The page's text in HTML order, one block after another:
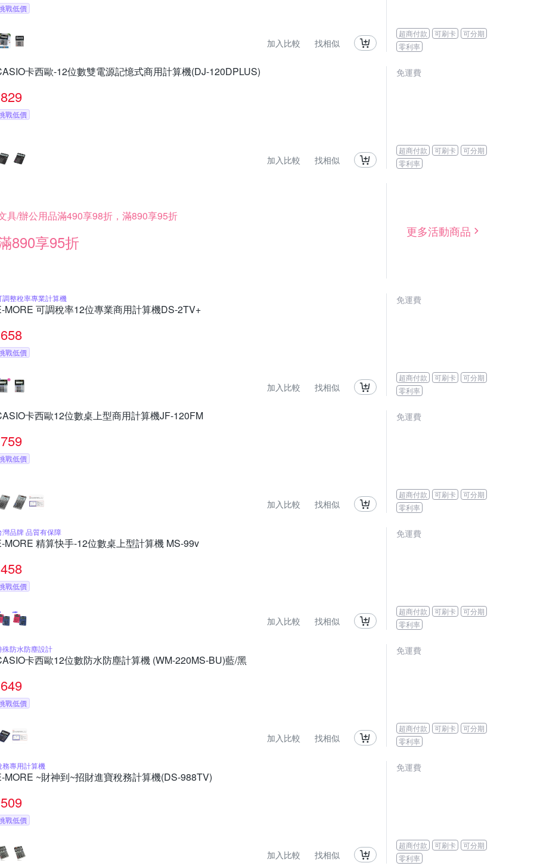
戰低價
加入比較 找相似
超商付款 可刷卡
可分期
零利率
卡西歐-12位數雙電源記憶式商用計算機(DJ-120DPLUS)
829
戰低價
加入比較 找相似
免運費
超商付款 可刷卡
可分期
零利率
具/辦公用品滿490享98折，滿890享95折
890享95折
更多活動商品
調整稅率專業計算機
MORE 可調稅率12位專業商用計算機DS-2TV+
658
戰低價
加入比較 找相似
免運費
超商付款 可刷卡
可分期
零利率
卡西歐12位數桌上型商用計算機JF-120FM
759
戰低價
加入比較 找相似
免運費
超商付款 可刷卡
可分期
零利率
灣品牌 品質有保障
MORE 精算快手-12位數桌上型計算機 MS-99v
458
戰低價
加入比較 找相似
免運費
超商付款 可刷卡
可分期
零利率
殊防水防塵設計
卡西歐12位數防水防塵計算機 (WM-220MS-BU)藍/黑
649
戰低價
加入比較 找相似
免運費
超商付款 可刷卡
可分期
零利率
務專用計算機
MORE ~財神到~招財進寶稅務計算機(DS-988TV)
509
戰低價
加入比較 找相似
免運費
超商付款 可刷卡
可分期
零利率